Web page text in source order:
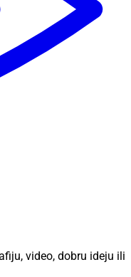
video, dobru ideju ili